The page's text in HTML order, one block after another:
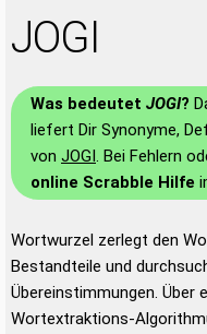
JOGI
Was bedeutet JOGI?
liefert Dir Synonyme,
von JOGI. Bei Fehlern
online Scrabble Hilfe
Wortwurzel zerlegt den
Bestandteile und
Übereinstimmungen. Über
Wortextraktions-